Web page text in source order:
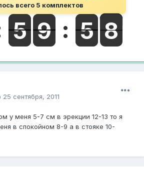
всего 5 комплектов
25 сентября, 2011
у меня 5-7 см в эрекции 12-13 то я
в спокойном 8-9 а в стояке 10-